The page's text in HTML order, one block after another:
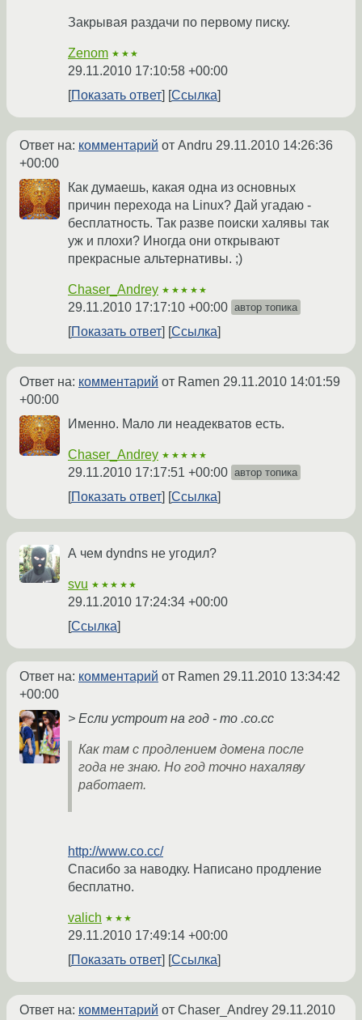
Закрывая раздачи по первому писку.
Zenom ★★★
29.11.2010 17:10:58 +00:00
Показать ответ
Ссылка
Ответ на: комментарий от Andru 29.11.2010 14:26:36
+00:00
Как думаешь, какая одна из основных
причин перехода на Linux? Дай угадаю -
бесплатность. Так разве поиски халявы так
уж и плохи? Иногда они открывают
прекрасные альтернативы. ;)
Chaser_Andrey ★★★★★
29.11.2010 17:17:10 +00:00 автор топика
Показать ответ Ссылка
Ответ на: комментарий от Ramen 29.11.2010 14:01:59
+00:00
Именно. Мало ли неадекватов есть.
Chaser_Andrey ★★★★★
29.11.2010 17:17:51 +00:00 автор топика
Показать ответ Ссылка
А чем dyndns не угодил?
svu ★★★★★
29.11.2010 17:24:34 +00:00
Ссылка
Ответ на: комментарий от Ramen 29.11.2010 13:34:42
+00:00
> Если устроит на год - то .co.cc
Как там с продлением домена после
года не знаю. Но год точно нахаляву
работает.
http://www.co.cc/
Спасибо за наводку. Написано продление
бесплатно.
valich ★★★
29.11.2010 17:49:14 +00:00
Показать ответ
Ссылка
Ответ на: комментарий от Chaser_Andrey 29.11.2010